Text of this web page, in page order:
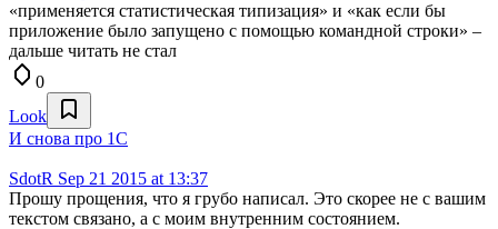
«применяется статистическая типизация» и «как если бы
приложение было запущено с помощью командной строки» –
дальше читать не стал
0
Look
И снова про 1С
SdotR Sep 21 2015 at 13:37
Прошу прощения, что я грубо написал. Это скорее не с вашим
текстом связано, а с моим внутренним состоянием.